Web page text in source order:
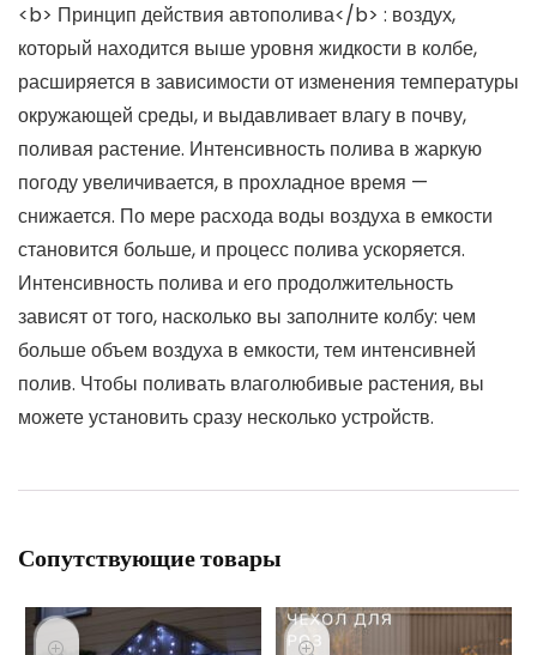
<b> Принцип действия автополива</b> : воздух,
который находится выше уровня жидкости в колбе,
расширяется в зависимости от изменения температуры
окружающей среды, и выдавливает влагу в почву,
поливая растение. Интенсивность полива в жаркую
погоду увеличивается, в прохладное время —
снижается. По мере расхода воды воздуха в емкости
становится больше, и процесс полива ускоряется.
Интенсивность полива и его продолжительность
зависят от того, насколько вы заполните колбу: чем
больше объем воздуха в емкости, тем интенсивней
полив. Чтобы поливать влаголюбивые растения, вы
можете установить сразу несколько устройств.
Сопутствующие товары